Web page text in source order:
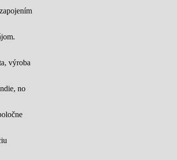
výroba
no